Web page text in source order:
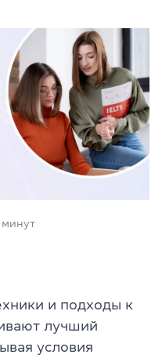
минут
и подходы к
лучший
условия